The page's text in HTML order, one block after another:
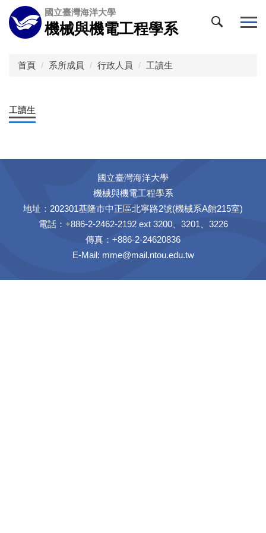
跳
到
主
國立臺灣海洋大學
機械與機電工程學系
首頁 系所成員 行政人員 工讀生
工讀生
國立臺灣海洋大學
機械與機電工程學系
地址：202301基隆市中正區北寧路2號(機械系A館215室)
電話：+886-2-2462-2192 ext 3200、3201、3226
傳真：+886-2-24620836
E-Mail: mme@mail.ntou.edu.tw